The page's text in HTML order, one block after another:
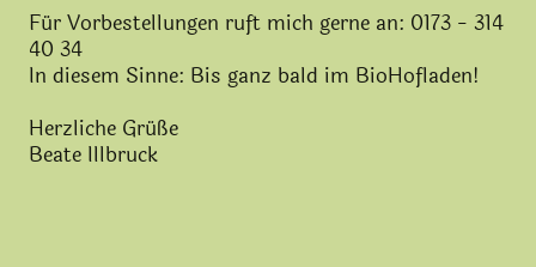
Für Vorbestellungen ruft mich gerne an: 0173 - 314
40 34
In diesem Sinne: Bis ganz bald im BioHofladen!
Herzliche Grüße
Beate Illbruck